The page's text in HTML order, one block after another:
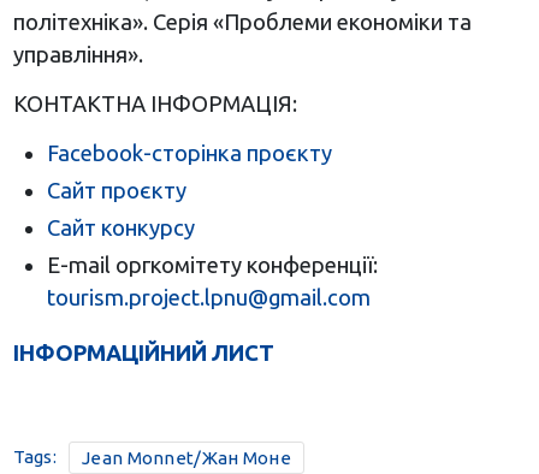
політехніка». Серія «Проблеми економіки та
управління».
КОНТАКТНА ІНФОРМАЦІЯ:
Facebook-сторінка проєкту
Сайт проєкту
Сайт конкурсу
E-mail оргкомітету конференції:
tourism.project.lpnu@gmail.com
ІНФОРМАЦІЙНИЙ ЛИСТ
Tags: Jean Monnet/Жан Моне